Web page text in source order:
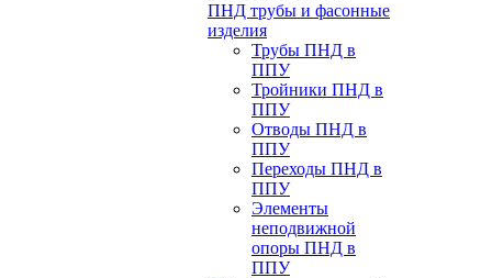
ПНД трубы и фасонные
изделия
Трубы ПНД в
ППУ
Тройники ПНД в
ППУ
Отводы ПНД в
ППУ
Переходы ПНД в
ППУ
Элементы
неподвижной
опоры ПНД в
ППУ